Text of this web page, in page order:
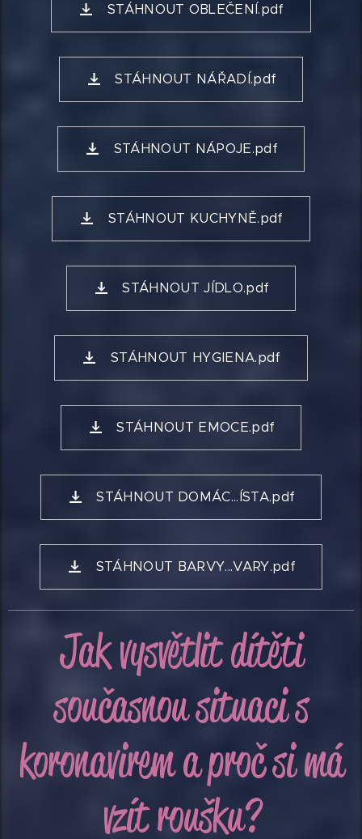
STÁHNOUT OBLEČENÍ.pdf
STÁHNOUT NÁŘADÍ.pdf
STÁHNOUT NÁPOJE.pdf
STÁHNOUT KUCHYNĚ.pdf
STÁHNOUT JÍDLO.pdf
STÁHNOUT HYGIENA.pdf
STÁHNOUT EMOCE.pdf
STÁHNOUT DOMÁC...ÍSTA.pdf
STÁHNOUT BARVY...VARY.pdf
Jak vysvětlit dítěti
současnou situaci s
koronavirem a proč si má
vzít roušku?